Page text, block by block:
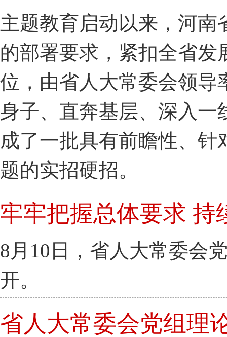
主题教育启动以来，河
的部署要求，紧扣全省
位，由省人大常委会领导
身子、直奔基层、深入一
成了一批具有前瞻性、
题的实招硬招。
牢牢把握总体要求 持
8月10日，省人大常委会
开。
省人大常委会党组理